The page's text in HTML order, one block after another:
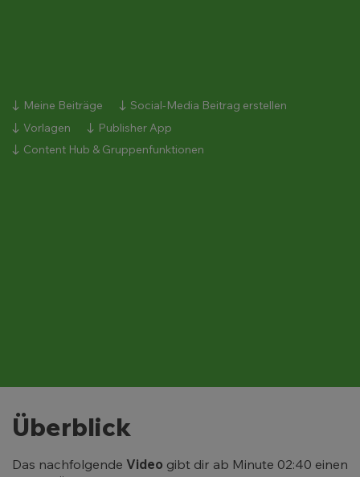
Meine Beiträge
Social-Media Beitrag erstellen
Vorlagen
Publisher App
Content Hub & Gruppenfunktionen
Überblick
Das nachfolgende Video gibt dir ab Minute 02:40 einen